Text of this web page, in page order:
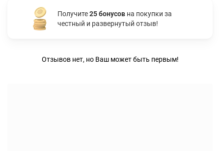
Получите25 бонусов на покупки за
честный и развернутый отзыв!
Отзывов нет, но Ваш может быть первым!